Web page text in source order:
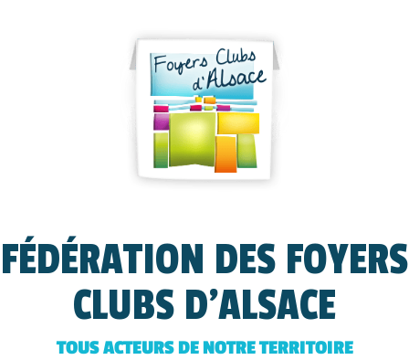
FÉDÉRATION DES FOYERS
CLUBS D'ALSACE
TOUS ACTEURS DE NOTRE TERRITOIRE